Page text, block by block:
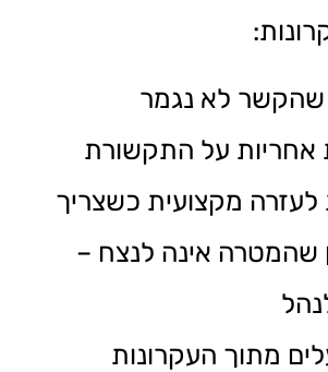
שהקשר לא נגמר
על התקשורת
לעזרה מקצועית כשצריך
שהמטרה אינה לנצח –
מתוך העקרונות